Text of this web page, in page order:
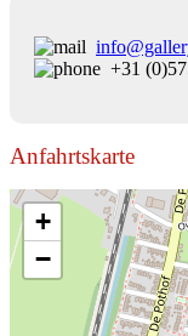
+31
Anfahrtskarte
+
−